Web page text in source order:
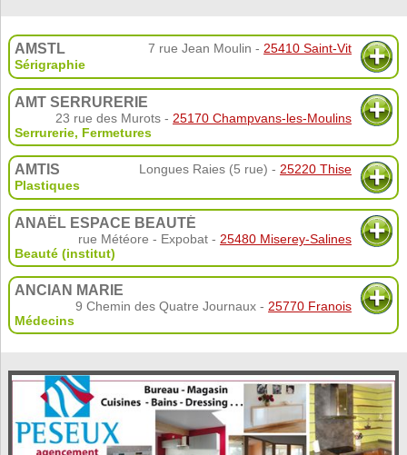
AMSTL 7 rue Jean Moulin -25410 Saint-Vit
Sérigraphie
AMT SERRURERIE
23 rue des Murots -25170 Champvans-les-Moulins
Serrurerie, Fermetures
AMTIS Longues Raies (5 rue) -25220 Thise
Plastiques
ANAËL ESPACE BEAUTÉ
rue Météore - Expobat -25480 Miserey-Salines
Beauté (institut)
ANCIAN MARIE
9 Chemin des Quatre Journaux -25770 Franois
Médecins